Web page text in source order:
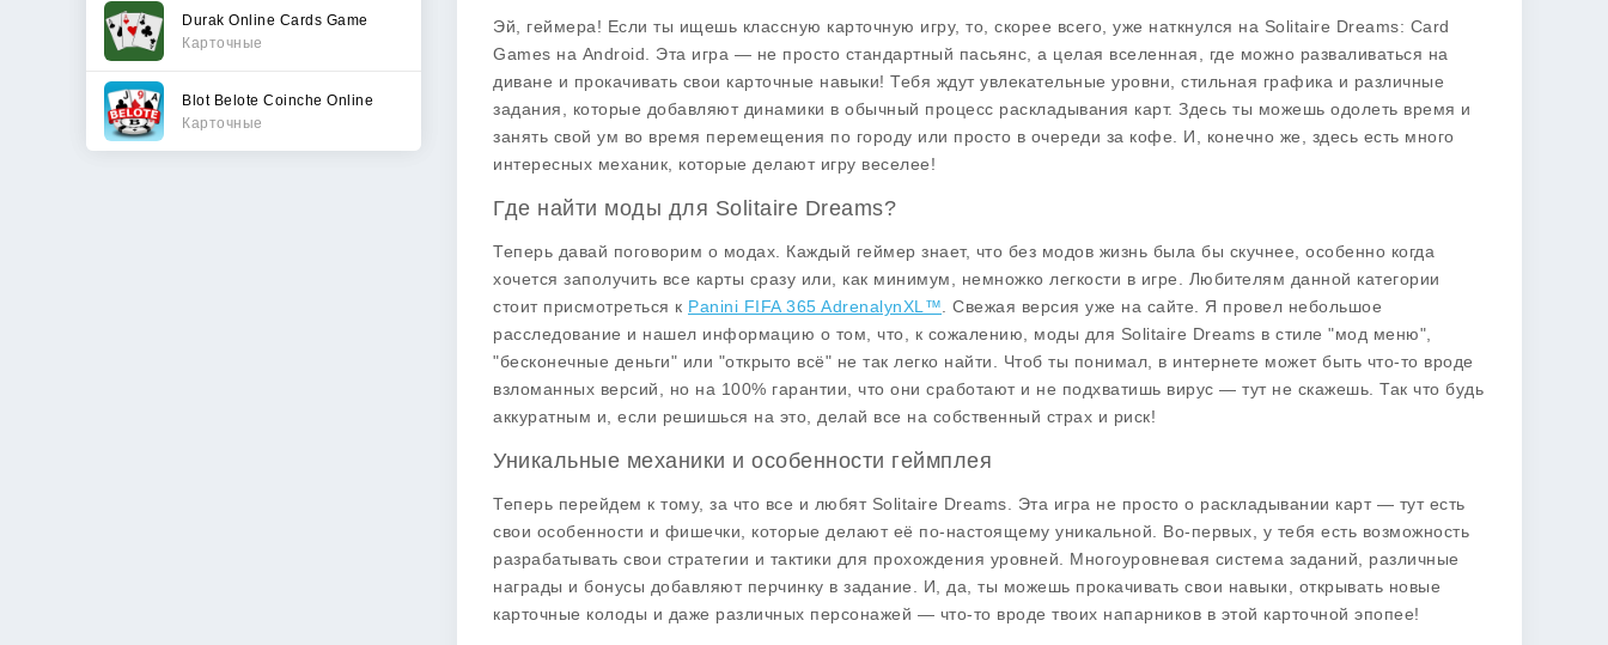
Durak Online Cards Game
Карточные
Blot Belote Coinche Online
Карточные
Эй, геймера! Если ты ищешь классную карточную игру, то, скорее всего, уже наткнулся на Solitaire Dreams: Card
Games на Android. Эта игра — не просто стандартный пасьянс, а целая вселенная, где можно разваливаться на
диване и прокачивать свои карточные навыки! Тебя ждут увлекательные уровни, стильная графика и различные
задания, которые добавляют динамики в обычный процесс раскладывания карт. Здесь ты можешь одолеть время и
занять свой ум во время перемещения по городу или просто в очереди за кофе. И, конечно же, здесь есть много
интересных механик, которые делают игру веселее!
Где найти моды для Solitaire Dreams?
Теперь давай поговорим о модах. Каждый геймер знает, что без модов жизнь была бы скучнее, особенно когда
хочется заполучить все карты сразу или, как минимум, немножко легкости в игре. Любителям данной категории
стоит присмотреться к Panini FIFA 365 AdrenalynXL™ . Свежая версия уже на сайте. Я провел небольшое
расследование и нашел информацию о том, что, к сожалению, моды для Solitaire Dreams в стиле "мод меню",
"бесконечные деньги" или "открыто всё" не так легко найти. Чтоб ты понимал, в интернете может быть что-то вроде
взломанных версий, но на 100% гарантии, что они сработают и не подхватишь вирус — тут не скажешь. Так что будь
аккуратным и, если решишься на это, делай все на собственный страх и риск!
Уникальные механики и особенности геймплея
Теперь перейдем к тому, за что все и любят Solitaire Dreams . Эта игра не просто о раскладывании карт — тут есть
свои особенности и фишечки, которые делают её по-настоящему уникальной. Во-первых, у тебя есть возможность
разрабатывать свои стратегии и тактики для прохождения уровней. Многоуровневая система заданий, различные
награды и бонусы добавляют перчинку в задание. И, да, ты можешь прокачивать свои навыки, открывать новые
карточные колоды и даже различных персонажей — что-то вроде твоих напарников в этой карточной эпопее!